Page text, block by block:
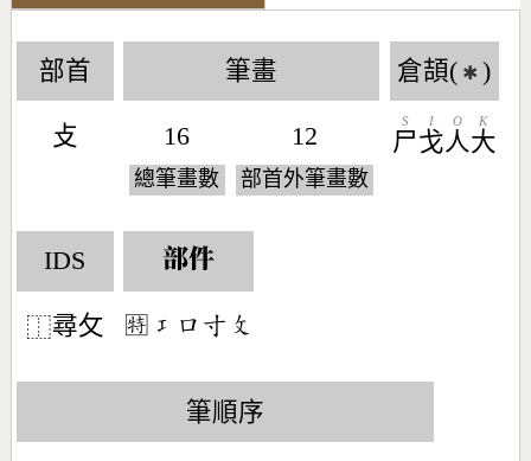
部首
攴
筆畫
16
總筆畫數
12
部首外筆畫數
倉頡( ✱ )
尸
S
戈
I
人
O
大
K
IDS
⿰尋攵
部件
㊕󶁦󶁶󶁰󶃜
筆順序